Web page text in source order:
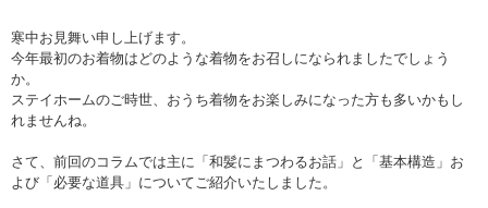
寒中お見舞い申し上げます。
今年最初のお着物はどのような着物をお召しになられましたでしょう
か。
ステイホームのご時世、おうち着物をお楽しみになった方も多いかもし
れませんね。
さて、前回のコラムでは主に「和髪にまつわるお話」と「基本構造」お
よび「必要な道具」についてご紹介いたしました。